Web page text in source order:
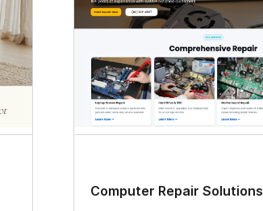
Computer Repair Solutions